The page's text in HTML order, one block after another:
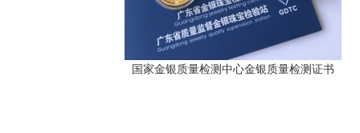
国家金银质量检测中心金银质量检测证书